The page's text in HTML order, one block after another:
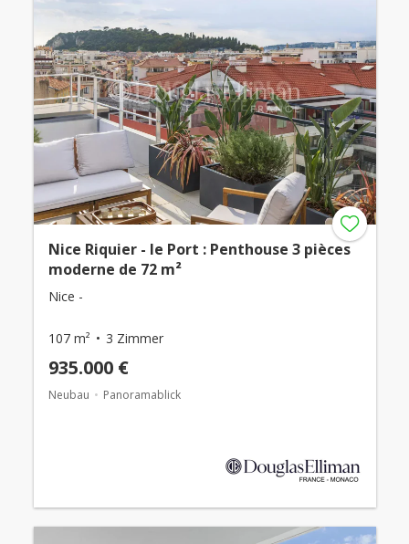
Nice Riquier - le Port : Penthouse 3 pièces
moderne de 72 m²
Nice -
107 m² 3 Zimmer
935.000 €
Neubau Panoramablick